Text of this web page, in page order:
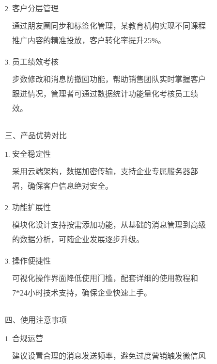
客户分层管理
通过朋友圈同步和标签化管理，某教育机构实现不同课程
推广内容的精准投放，客户转化率提升25%。
员工绩效考核
步数修改和消息防撤回功能，帮助销售团队实时掌握客户
跟进情况，管理者可通过数据统计功能量化考核员工绩
效。
三、产品优势对比
安全稳定性
采用云端架构，数据加密传输，支持企业专属服务器部
署，确保客户信息绝对安全。
功能扩展性
模块化设计支持按需添加功能，从基础的消息管理到高级
的数据分析，可随企业发展逐步升级。
操作便捷性
可视化操作界面降低使用门槛，配套详细的使用教程和
7*24小时技术支持，确保企业快速上手。
四、使用注意事项
合规运营
建议设置合理的消息发送频率，避免过度营销触发微信风